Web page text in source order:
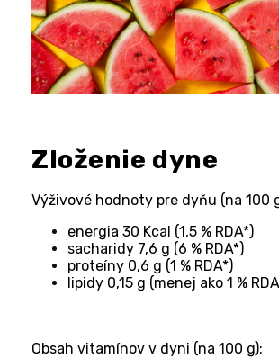
Zloženie dyne
Výživové hodnoty pre dyňu (na 100
energia 30 Kcal (1,5 % RDA*)
sacharidy 7,6 g (6 % RDA*)
proteíny 0,6 g (1 % RDA*)
lipidy 0,15 g (menej ako 1 %
Obsah vitamínov v dyni (na 100 g):